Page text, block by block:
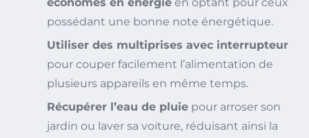
économes en énergie en optant pour ceux
possédant une bonne note énergétique.
Utiliser des multiprises avec interrupteur
pour couper facilement l’alimentation de
plusieurs appareils en même temps.
Récupérer l’eau de pluie pour arroser son
jardin ou laver sa voiture, réduisant ainsi la